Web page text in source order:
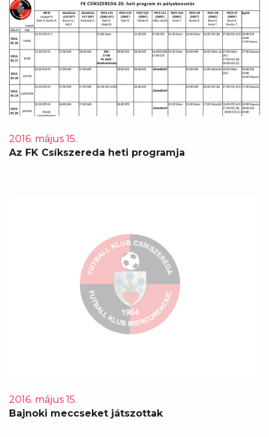
2016. május 15.
Az FK Csíkszereda heti programja
2016. május 15.
Bajnoki meccseket játszottak